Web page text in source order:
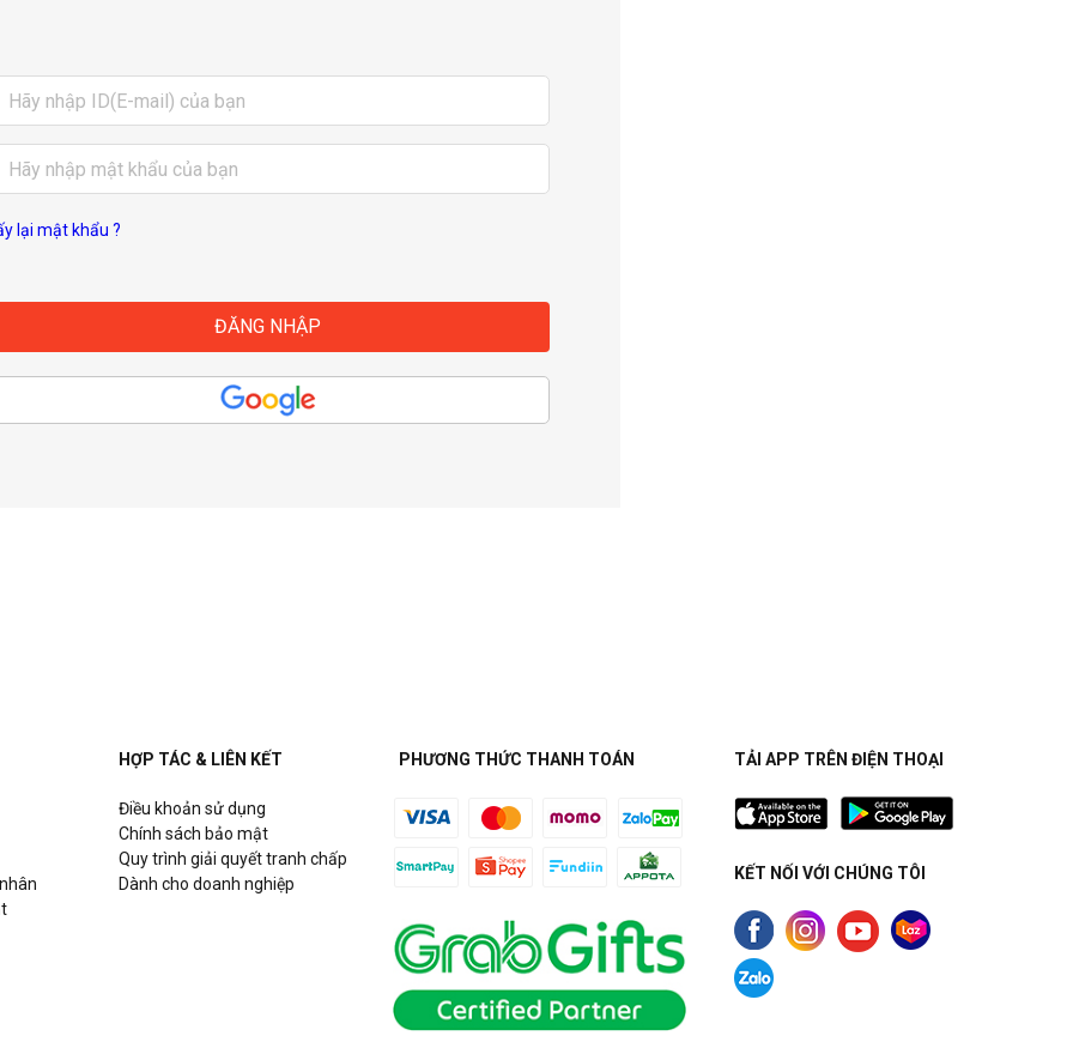
lại mật khẩu ?
HỢP TÁC & LIÊN KẾT
Điều khoản sử dụng
Chính sách bảo mật
Quy trình giải quyết tranh chấp
Dành cho doanh nghiệp
PHƯƠNG THỨC THANH TOÁN TẢI APP TRÊN ĐIỆN THOẠI
KẾT NỐI VỚI CHÚNG TÔI